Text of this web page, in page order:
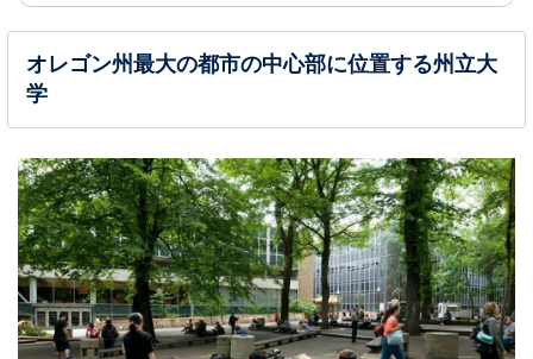
オレゴン州最大の都市の中心部に位置する州立大
学